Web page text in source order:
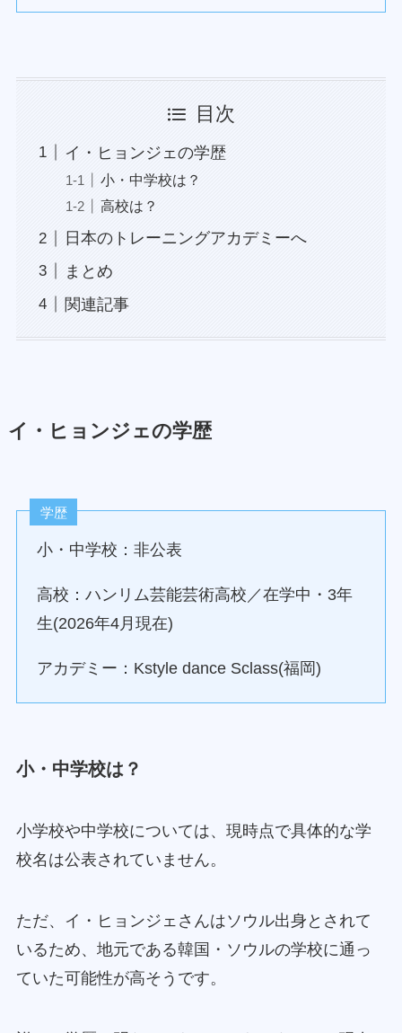
目次
イ・ヒョンジェの学歴
小・中学校は？
高校は？
日本のトレーニングアカデミーへ
まとめ
関連記事
イ・ヒョンジェの学歴
学歴
小・中学校：非公表
高校：ハンリム芸能芸術高校／在学中・3年
生(2026年4月現在)
アカデミー：Kstyle dance Sclass(福岡)
小・中学校は？
小学校や中学校については、現時点で具体的な学
校名は公表されていません。
ただ、イ・ヒョンジェさんはソウル出身とされて
いるため、地元である韓国・ソウルの学校に通っ
ていた可能性が高そうです。